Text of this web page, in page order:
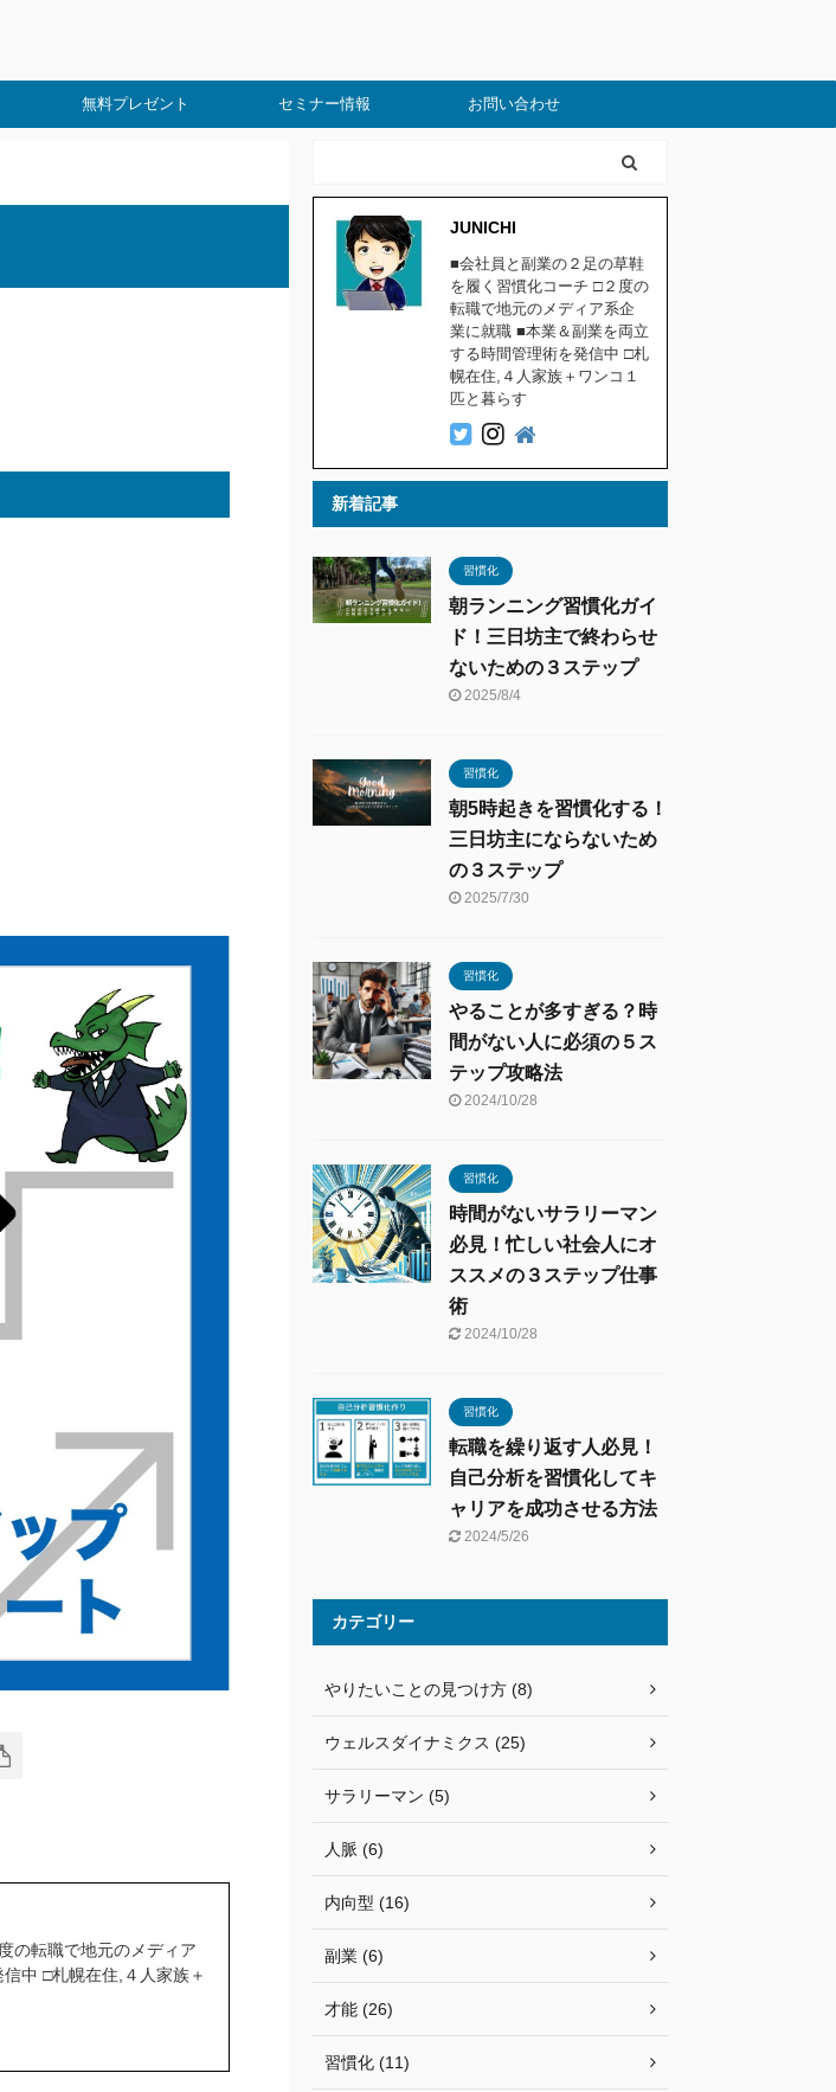
無料プレゼント セミナー情報 お問い合わせ
の転職で地元のメディア
中 □札幌在住,４人家族＋
JUNICHI
■会社員と副業の２足の草鞋
を履く習慣化コーチ □２度の
転職で地元のメディア系企
業に就職 ■本業＆副業を両立
する時間管理術を発信中 □札
幌在住,４人家族＋ワンコ１
匹と暮らす
新着記事
習慣化
朝ランニング習慣化ガイ
ド！三日坊主で終わらせ
ないための３ステップ
2025/8/4
習慣化
朝5時起きを習慣化する！
三日坊主にならないため
の３ステップ
2025/7/30
習慣化
やることが多すぎる？時
間がない人に必須の５ス
テップ攻略法
2024/10/28
習慣化
時間がないサラリーマン
必見！忙しい社会人にオ
ススメの３ステップ仕事
術
2024/10/28
習慣化
転職を繰り返す人必見！
自己分析を習慣化してキ
ャリアを成功させる方法
2024/5/26
カテゴリー
やりたいことの見つけ方 (8)
ウェルスダイナミクス (25)
サラリーマン (5)
人脈 (6)
内向型 (16)
副業 (6)
才能 (26)
習慣化 (11)